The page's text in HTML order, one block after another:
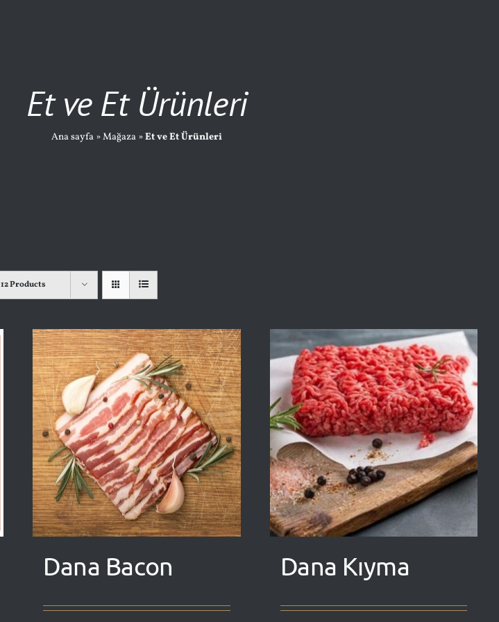
Et ve Et Ürünleri
Ana sayfa »Mağaza »Et ve Et Ürünleri
12 Products
Dana Bacon Dana Kıyma